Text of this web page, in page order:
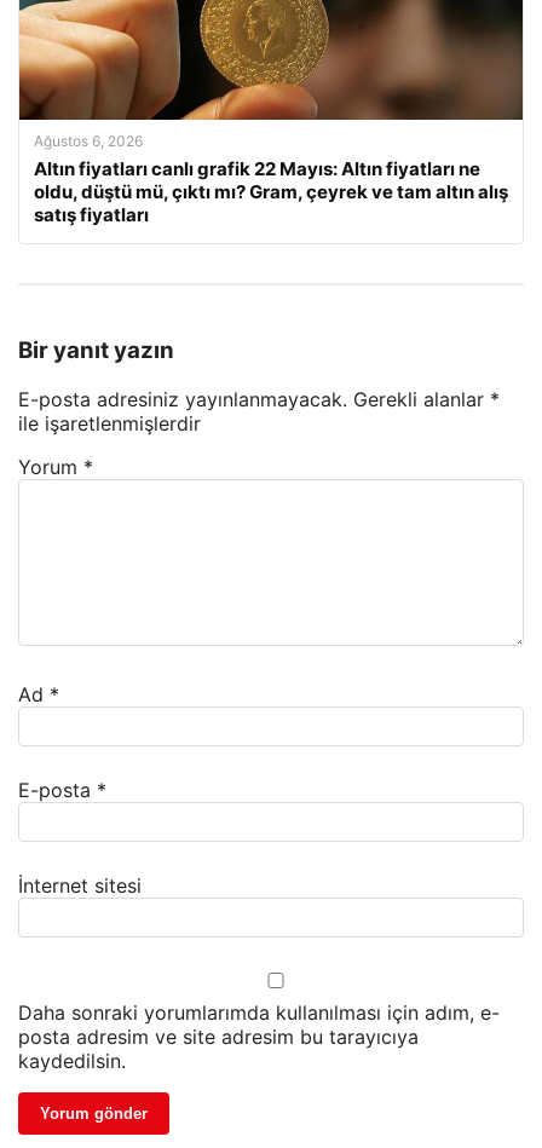
Ağustos 6, 2026
Altın fiyatları canlı grafik 22 Mayıs: Altın fiyatları ne
oldu, düştü mü, çıktı mı? Gram, çeyrek ve tam altın alış
satış fiyatları
Bir yanıt yazın
E-posta adresiniz yayınlanmayacak. Gerekli alanlar *
ile işaretlenmişlerdir
Yorum *
Ad *
E-posta *
İnternet sitesi
Daha sonraki yorumlarımda kullanılması için adım, e-
posta adresim ve site adresim bu tarayıcıya
kaydedilsin.